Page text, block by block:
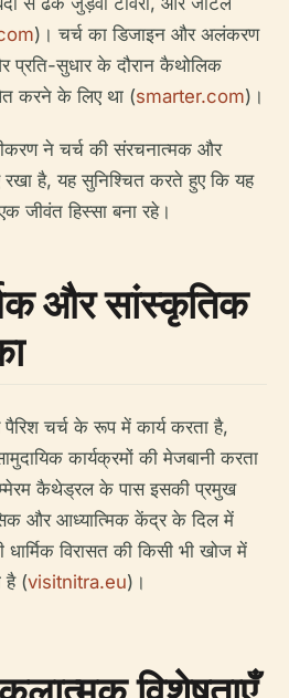
)। चर्च का डिजाइन और अलंकरण
प्रति-सुधार के दौरान कैथोलिक
करने के लिए था (smarter.com)।
ने चर्च की संरचनात्मक और
है, यह सुनिश्चित करते हुए कि यह
जीवंत हिस्सा बना रहे।
और सांस्कृतिक
चर्च के रूप में कार्य करता है,
कार्यक्रमों की मेजबानी करता
कैथेड्रल के पास इसकी प्रमुख
और आध्यात्मिक केंद्र के दिल में
विरासत की किसी भी खोज में
है (visitnitra.eu)।